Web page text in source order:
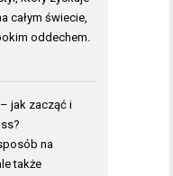
całym świecie,
oddechem.
jak zacząć i
na
także